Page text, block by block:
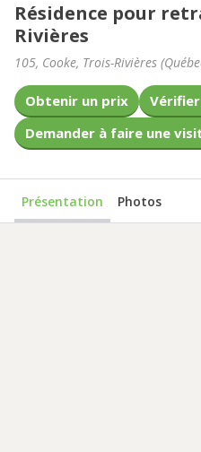
Résidence pour
Rivières
105, Cooke, Trois-Rivières (
Obtenir un prix
Demander à faire une
Présentation Photos